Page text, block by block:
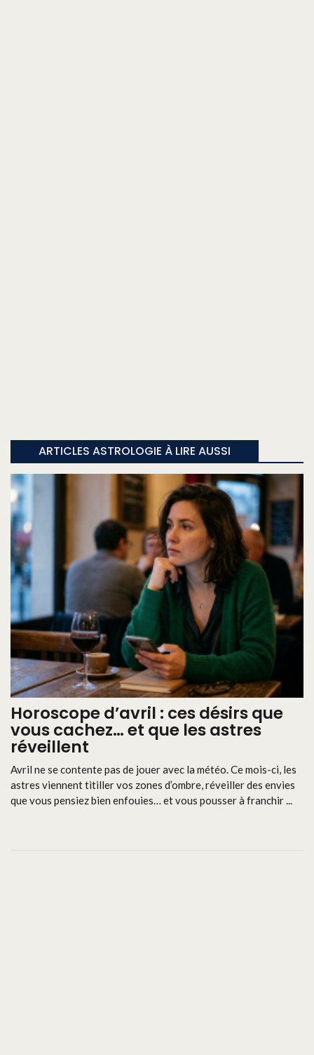
ARTICLES ASTROLOGIE À LIRE AUSSI
Horoscope d’avril : ces désirs que
vous cachez… et que les astres
réveillent
Avril ne se contente pas de jouer avec la météo. Ce mois-ci, les
astres viennent titiller vos zones d’ombre, réveiller des envies
que vous pensiez bien enfouies… et vous pousser à franchir ...